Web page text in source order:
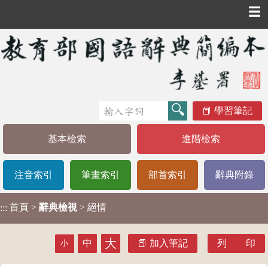
☰
學習筆記
基本檢索 進階檢索
注音索引 筆畫索引 部首索引 辭典附錄
::: 首頁 > 辭典檢視 > 絕情
小 中 大 加入筆記 列 印